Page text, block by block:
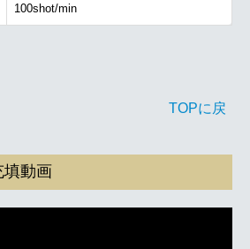
100shot/min
TOPに戻
填動画